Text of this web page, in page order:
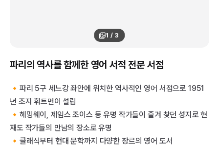
1 / 3
파리의 역사를 함께한 영어 서적 전문 서점
🔸파리 5구 세느강 좌안에 위치한 역사적인 영어 서점으로 1951
년 조지 휘트먼이 설립
🔸헤밍웨이, 제임스 조이스 등 유명 작가들이 즐겨 찾던 성지로 현
재도 작가들의 만남의 장소로 유명
🔸클래식부터 현대 문학까지 다양한 장르의 영어 도서